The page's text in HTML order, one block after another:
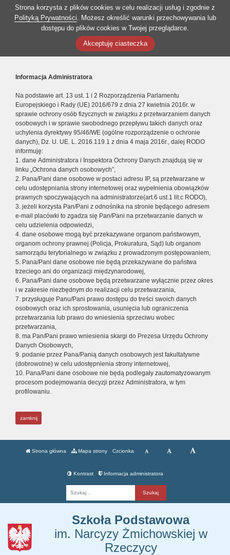
Strona korzysta z plików cookies w celu realizacji usług i zgodnie z
Polityką Prywatności. Możesz określić warunki przechowywania lub
dostępu do plików cookies w Twojej przeglądarce.
Akceptuję ciasteczka
Informacja Administratora
Na podstawie art. 13 ust. 1 i 2 Rozporządzenia Parlamentu
Europejskiego i Rady (UE) 2016/679 z dnia 27 kwietnia 2016r. w
sprawie ochrony osób fizycznych w związku z przetwarzaniem danych
osobowych i w sprawie swobodnego przepływu takich danych oraz
uchylenia dyrektywy 95/46/WE (ogólne rozporządzenie o ochronie
danych), Dz. U. UE. L. 2016.119.1 z dnia 4 maja 2016r., dalej RODO
informuję:
1. dane Administratora i Inspektora Ochrony Danych znajdują się w
linku „Ochrona danych osobowych”,
2. Pana/Pani dane osobowe w postaci adresu IP, są przetwarzane w
celu udostępniania strony internetowej oraz wypełnienia obowiązków
prawnych spoczywających na administratorze(art.6 ust.1 lit.c RODO),
3. jeżeli korzysta Pan/Pani z odnośnika na stronie będącego adresem
e-mail placówki to zgadza się Pan/Pani na przetwarzanie danych w
celu udzielenia odpowiedzi,
4. dane osobowe mogą być przekazywane organom państwowym,
organom ochrony prawnej (Policja, Prokuratura, Sąd) lub organom
samorządu terytorialnego w związku z prowadzonym postępowaniem,
5. Pana/Pani dane osobowe nie będą przekazywane do państwa
trzeciego ani do organizacji międzynarodowej,
6. Pana/Pani dane osobowe będą przetwarzane wyłącznie przez okres
i w zakresie niezbędnym do realizacji celu przetwarzania,
7. przysługuje Panu/Pani prawo dostępu do treści swoich danych
osobowych oraz ich sprostowania, usunięcia lub ograniczenia
przetwarzania lub prawo do wniesienia sprzeciwu wobec
przetwarzania,
8. ma Pan/Pani prawo wniesienia skargi do Prezesa Urzędu Ochrony
Danych Osobowych,
9. podanie przez Pana/Panią danych osobowych jest fakultatywne
(dobrowolne) w celu udostępnienia strony internetowej,
10. Pana/Pani dane osobowe nie będą podlegały zautomatyzowanym
procesom podejmowania decyzji przez Administratora, w tym
profilowaniu.
zamknij
Strona główna Mapa strony Czcionka
Kontrast Informacja administratora
Szkoła Podstawowa
im. Narcyzy Żmichowskiej w
Rzeczycy